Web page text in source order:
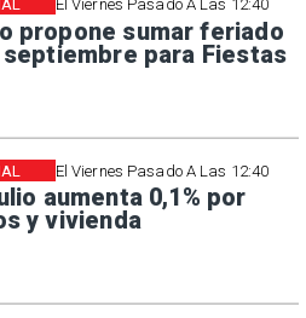
El Viernes Pasado A Las 12:40
propone sumar feriado
septiembre para Fiestas
El Viernes Pasado A Las 12:40
aumenta 0,1% por
y vivienda